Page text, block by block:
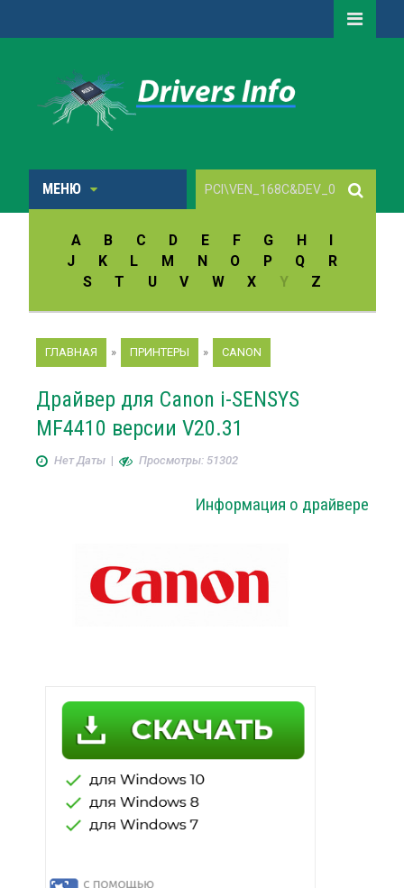
МЕНЮ
A B C D E F G H
I
J
K L M N O P Q
R
S
T U V W X Y Z
ГЛАВНАЯ » ПРИНТЕРЫ » CANON
Драйвер для Canon i-SENSYS
MF4410 версии V20.31
Нет Даты| Просмотры: 51302
Информация о драйвере